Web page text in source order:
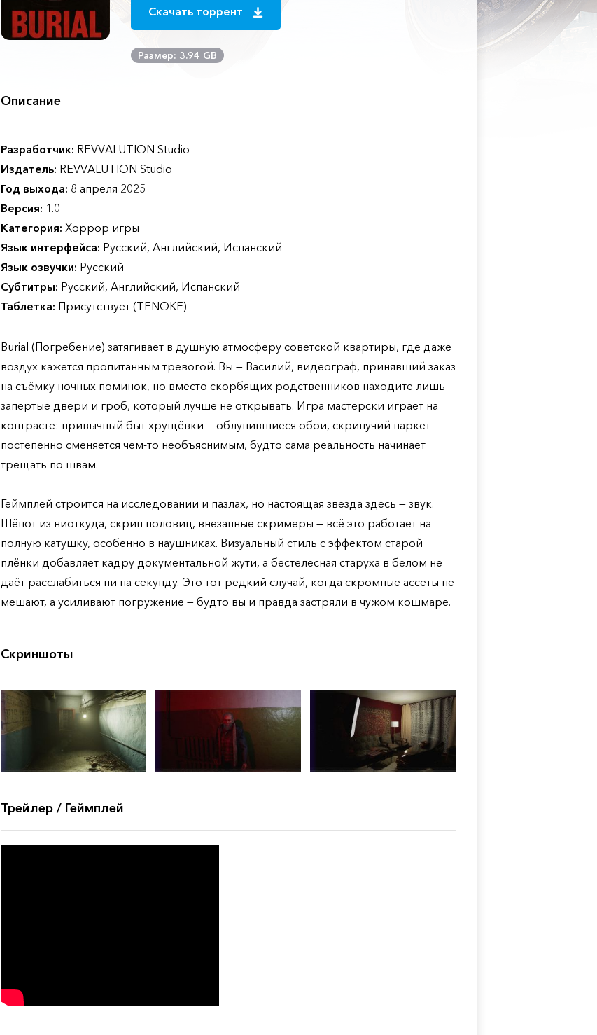
Скачать торрент
Размер: 3.94 GB
Описание
Разработчик: REVVALUTION Studio
Издатель: REVVALUTION Studio
Год выхода: 8 апреля 2025
Версия: 1.0
Категория: Хоррор игры
Язык интерфейса: Русский, Английский, Испанский
Язык озвучки: Русский
Субтитры: Русский, Английский, Испанский
Таблетка: Присутствует (TENOKE)
Burial (Погребение) затягивает в душную атмосферу советской квартиры, где даже
воздух кажется пропитанным тревогой. Вы — Василий, видеограф, принявший заказ
на съёмку ночных поминок, но вместо скорбящих родственников находите лишь
запертые двери и гроб, который лучше не открывать. Игра мастерски играет на
контрасте: привычный быт хрущёвки — облупившиеся обои, скрипучий паркет —
постепенно сменяется чем-то необъяснимым, будто сама реальность начинает
трещать по швам.
Геймплей строится на исследовании и пазлах, но настоящая звезда здесь — звук.
Шёпот из ниоткуда, скрип половиц, внезапные скримеры — всё это работает на
полную катушку, особенно в наушниках. Визуальный стиль с эффектом старой
плёнки добавляет кадру документальной жути, а бестелесная старуха в белом не
даёт расслабиться ни на секунду. Это тот редкий случай, когда скромные ассеты не
мешают, а усиливают погружение — будто вы и правда застряли в чужом кошмаре.
Скриншоты
Трейлер / Геймплей